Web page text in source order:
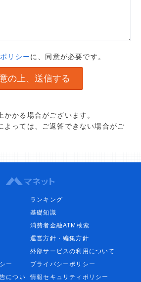
リシーに、同意が必要です。
かる場合がございます。
っては、ご返答できない場合がご
ランキング
基礎知識
消費者金融ATM検索
運営方針・編集方針
外部サービスの利用について
ー
プライバシーポリシー
につい
情報セキュリティポリシー